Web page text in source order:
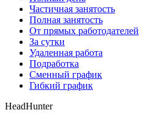
Частичная занятость
Полная занятость
От прямых работодателей
За сутки
Удаленная работа
Подработка
Сменный график
Гибкий график
HeadHunter